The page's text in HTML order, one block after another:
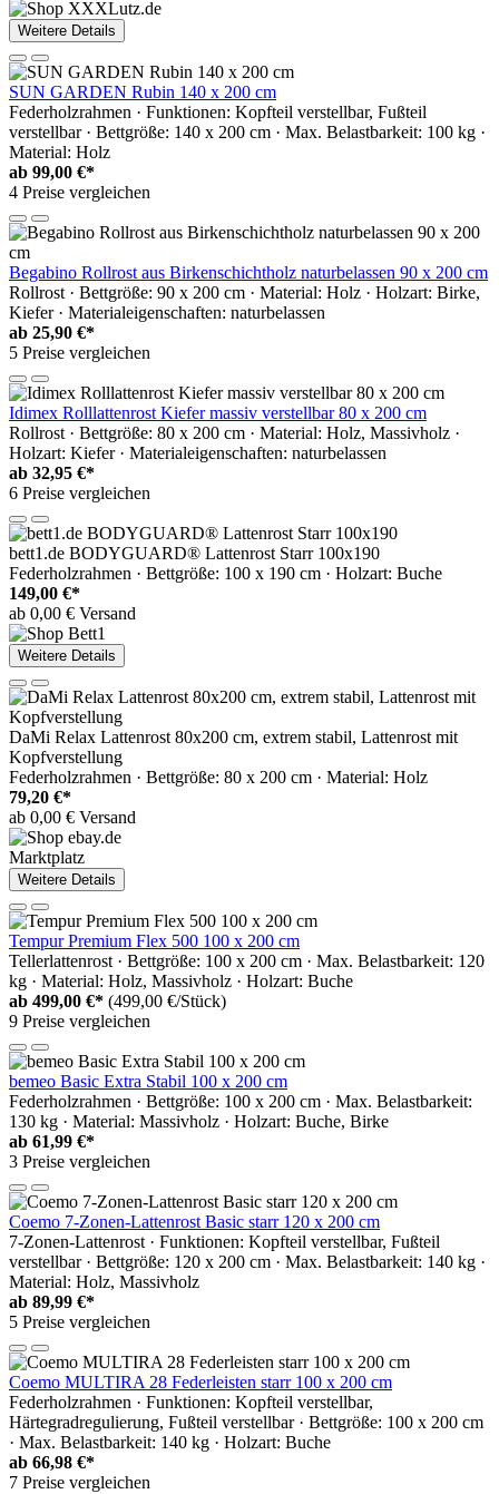
Weitere Details
SUN GARDEN Rubin 140 x 200 cm
Federholzrahmen · Funktionen: Kopfteil verstellbar, Fußteil
verstellbar · Bettgröße: 140 x 200 cm · Max. Belastbarkeit: 100 kg ·
Material: Holz
ab 99,00 €*
4 Preise vergleichen
Begabino Rollrost aus Birkenschichtholz naturbelassen 90 x 200 cm
Rollrost · Bettgröße: 90 x 200 cm · Material: Holz · Holzart: Birke,
Kiefer · Materialeigenschaften: naturbelassen
ab 25,90 €*
5 Preise vergleichen
Idimex Rolllattenrost Kiefer massiv verstellbar 80 x 200 cm
Rollrost · Bettgröße: 80 x 200 cm · Material: Holz, Massivholz ·
Holzart: Kiefer · Materialeigenschaften: naturbelassen
ab 32,95 €*
6 Preise vergleichen
bett1.de BODYGUARD® Lattenrost Starr 100x190
Federholzrahmen · Bettgröße: 100 x 190 cm · Holzart: Buche
149,00 €*
ab 0,00 € Versand
Weitere Details
DaMi Relax Lattenrost 80x200 cm, extrem stabil, Lattenrost mit
Kopfverstellung
Federholzrahmen · Bettgröße: 80 x 200 cm · Material: Holz
79,20 €*
ab 0,00 € Versand
Marktplatz
Weitere Details
Tempur Premium Flex 500 100 x 200 cm
Tellerlattenrost · Bettgröße: 100 x 200 cm · Max. Belastbarkeit: 120
kg · Material: Holz, Massivholz · Holzart: Buche
ab 499,00 €* (499,00 €/Stück)
9 Preise vergleichen
bemeo Basic Extra Stabil 100 x 200 cm
Federholzrahmen · Bettgröße: 100 x 200 cm · Max. Belastbarkeit:
130 kg · Material: Massivholz · Holzart: Buche, Birke
ab 61,99 €*
3 Preise vergleichen
Coemo 7-Zonen-Lattenrost Basic starr 120 x 200 cm
7-Zonen-Lattenrost · Funktionen: Kopfteil verstellbar, Fußteil
verstellbar · Bettgröße: 120 x 200 cm · Max. Belastbarkeit: 140 kg ·
Material: Holz, Massivholz
ab 89,99 €*
5 Preise vergleichen
Coemo MULTIRA 28 Federleisten starr 100 x 200 cm
Federholzrahmen · Funktionen: Kopfteil verstellbar,
Härtegradregulierung, Fußteil verstellbar · Bettgröße: 100 x 200 cm
· Max. Belastbarkeit: 140 kg · Holzart: Buche
ab 66,98 €*
7 Preise vergleichen